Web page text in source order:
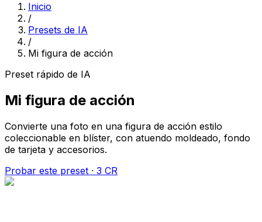
Inicio
/
Presets de IA
/
Mi figura de acción
Preset rápido de IA
Mi figura de acción
Convierte una foto en una figura de acción estilo
coleccionable en blíster, con atuendo moldeado, fondo
de tarjeta y accesorios.
Probar este preset · 3 CR